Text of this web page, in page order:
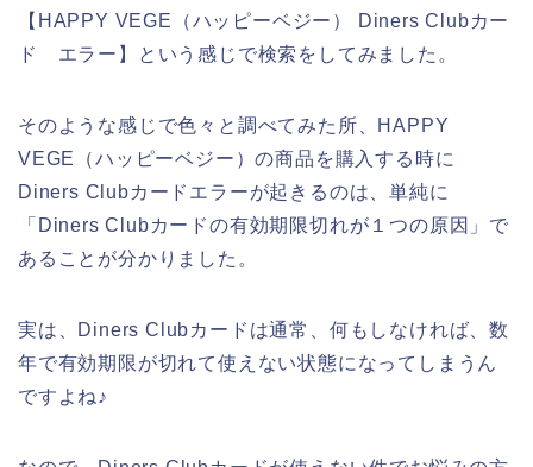
【HAPPY VEGE（ハッピーベジー） Diners Clubカー
ド エラー】という感じで検索をしてみました。
そのような感じで色々と調べてみた所、HAPPY
VEGE（ハッピーベジー）の商品を購入する時に
Diners Clubカードエラーが起きるのは、単純に
「Diners Clubカードの有効期限切れが１つの原因」で
あることが分かりました。
実は、Diners Clubカードは通常、何もしなければ、数
年で有効期限が切れて使えない状態になってしまうん
ですよね♪